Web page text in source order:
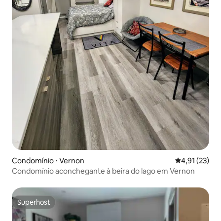
Condomínio ⋅ Vernon 4,91 de uma
4,91 (23)
Condomínio aconchegante à beira do lago em Vernon
Superhost
Superhost